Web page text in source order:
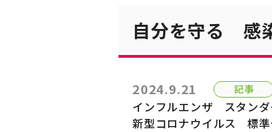
自分を守る 感
2024.9.21 記事
インフルエンザ スタン
新型コロナウイルス
標